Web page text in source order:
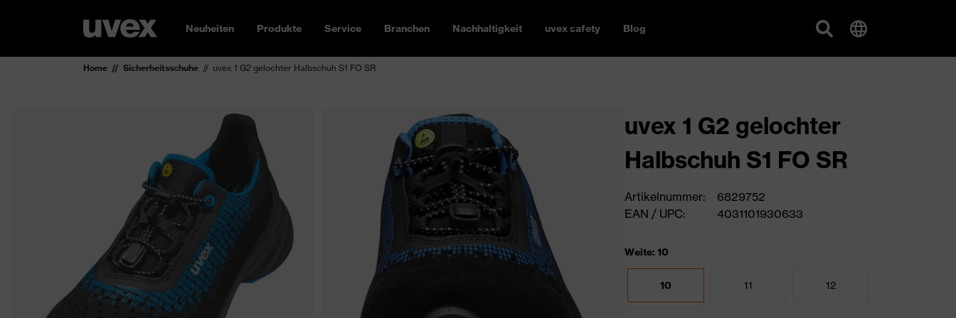
Neuheiten Produkte Service Branchen Nachhaltigkeit uvex safety Blog
Home Sicherheitsschuhe uvex 1 G2 gelochter Halbschuh S1 FO SR
uvex 1 G2 gelochter
Halbschuh S1 FO SR
Artikelnummer:
6829752
EAN / UPC:
4031101930633
Weite: 10
10 11 12